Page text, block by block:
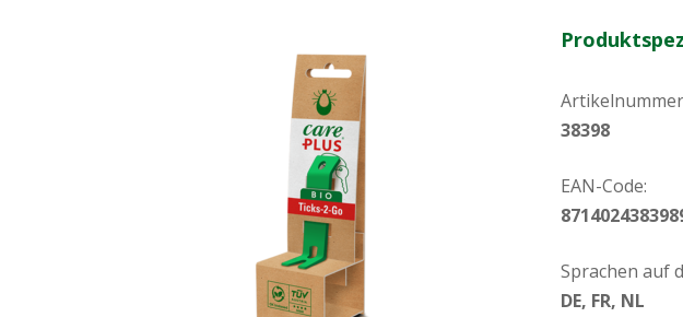
38398
EAN-Code:
Sprachen auf
DE, FR, NL